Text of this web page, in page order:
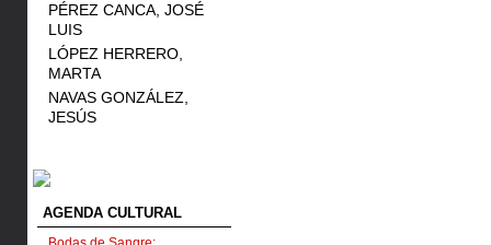
PÉREZ CANCA, JOSÉ
LUIS
LÓPEZ HERRERO,
MARTA
NAVAS GONZÁLEZ,
JESÚS
AGENDA CULTURAL